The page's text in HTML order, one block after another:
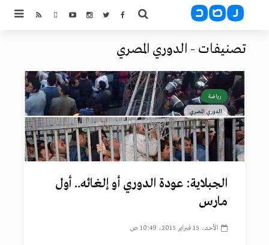
تصنيفات - الدوري المصري
رياضة
الدوري المصري
الجبلاية: عودة الدوري أو إلغائه.. أول
مارس
الأحد، 15 فبراير 2015، 10:49 ص